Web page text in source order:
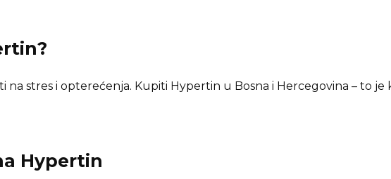
?
stres i opterećenja. Kupiti Hypertin u Bosna i Hercegovina – to je
Hypertin